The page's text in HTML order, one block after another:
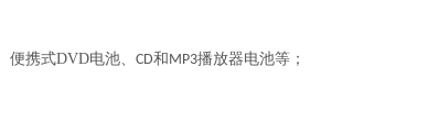
便携式DVD电池、 CD和 MP3播放器电池等；